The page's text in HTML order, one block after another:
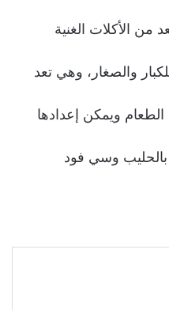
من الأكلات الغنية
والصغار، وهي تعد
ويمكن إعدادها
وسي فود